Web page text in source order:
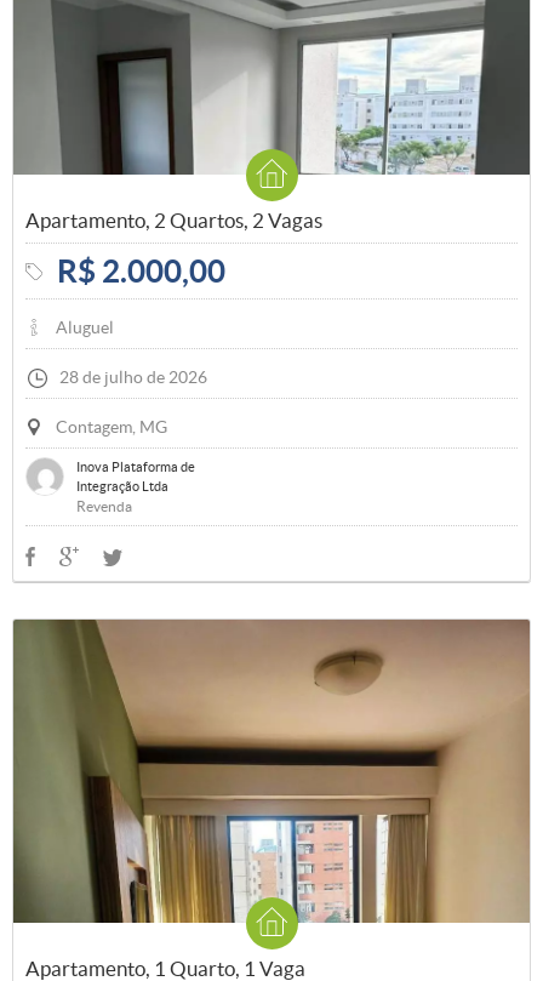
Apartamento, 2 Quartos, 2 Vagas
R$ 2.000,00
Aluguel
28 de julho de 2026
Contagem, MG
Inova Plataforma de
Integração Ltda
Revenda
Apartamento, 1 Quarto, 1 Vaga